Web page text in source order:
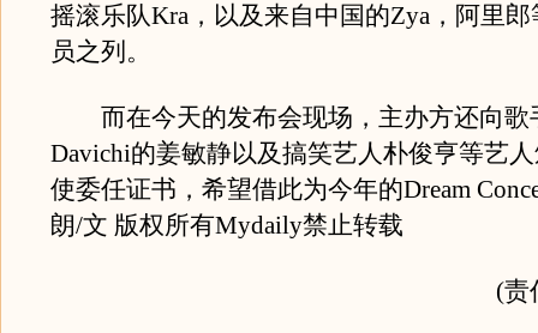
摇滚乐队Kra，以及来自中国的Zya，阿里
员之列。
而在今天的发布会现场，主办方还向歌
Davichi的姜敏静以及搞笑艺人朴俊亨等艺
使委任证书，希望借此为今年的Dream
朗/文 版权所有Mydaily禁止转载
(责